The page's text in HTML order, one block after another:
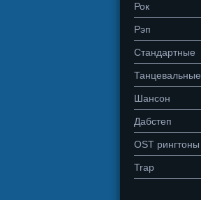
Рок
Рэп
Стандартные
Танцевальные
Шансон
Дабстеп
OST рингтоны
Trap